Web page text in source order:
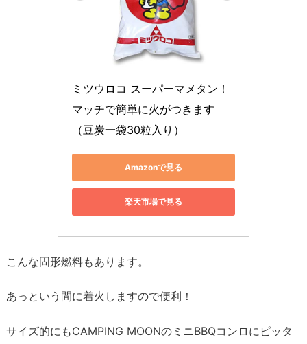
ミツウロコ スーパーマメタン！
マッチで簡単に火がつきます
（豆炭一袋30粒入り）
Amazonで見る
楽天市場で見る
こんな固形燃料もあります。
あっという間に着火しますので便利！
サイズ的にもCAMPING MOONのミニBBQコンロにピッタ